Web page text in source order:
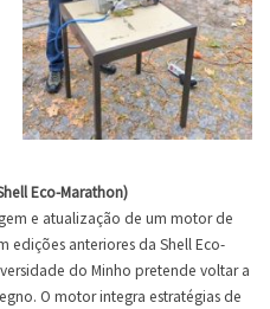
Eco-Marathon)
e atualização de um motor de
edições anteriores da Shell Eco-
do Minho pretende voltar a
O motor integra estratégias de